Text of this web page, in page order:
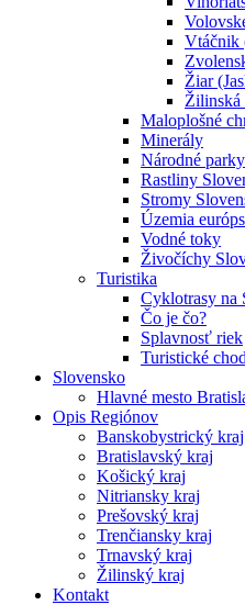
Vtáčnik
Žiar
Žilinská
Maloplošné
Minerály
Národné parky
Rastliny
Stromy
Územia
Vodné toky
Živočíchy
Turistika
Cyklotrasy na
Čo je čo?
Splavnosť riek
Turistické
Slovensko
Hlavné mesto
Opis Regiónov
Banskobystrický kraj
Bratislavský kraj
Košický kraj
Nitriansky kraj
Prešovský kraj
Trenčiansky kraj
Trnavský kraj
Žilinský kraj
Kontakt